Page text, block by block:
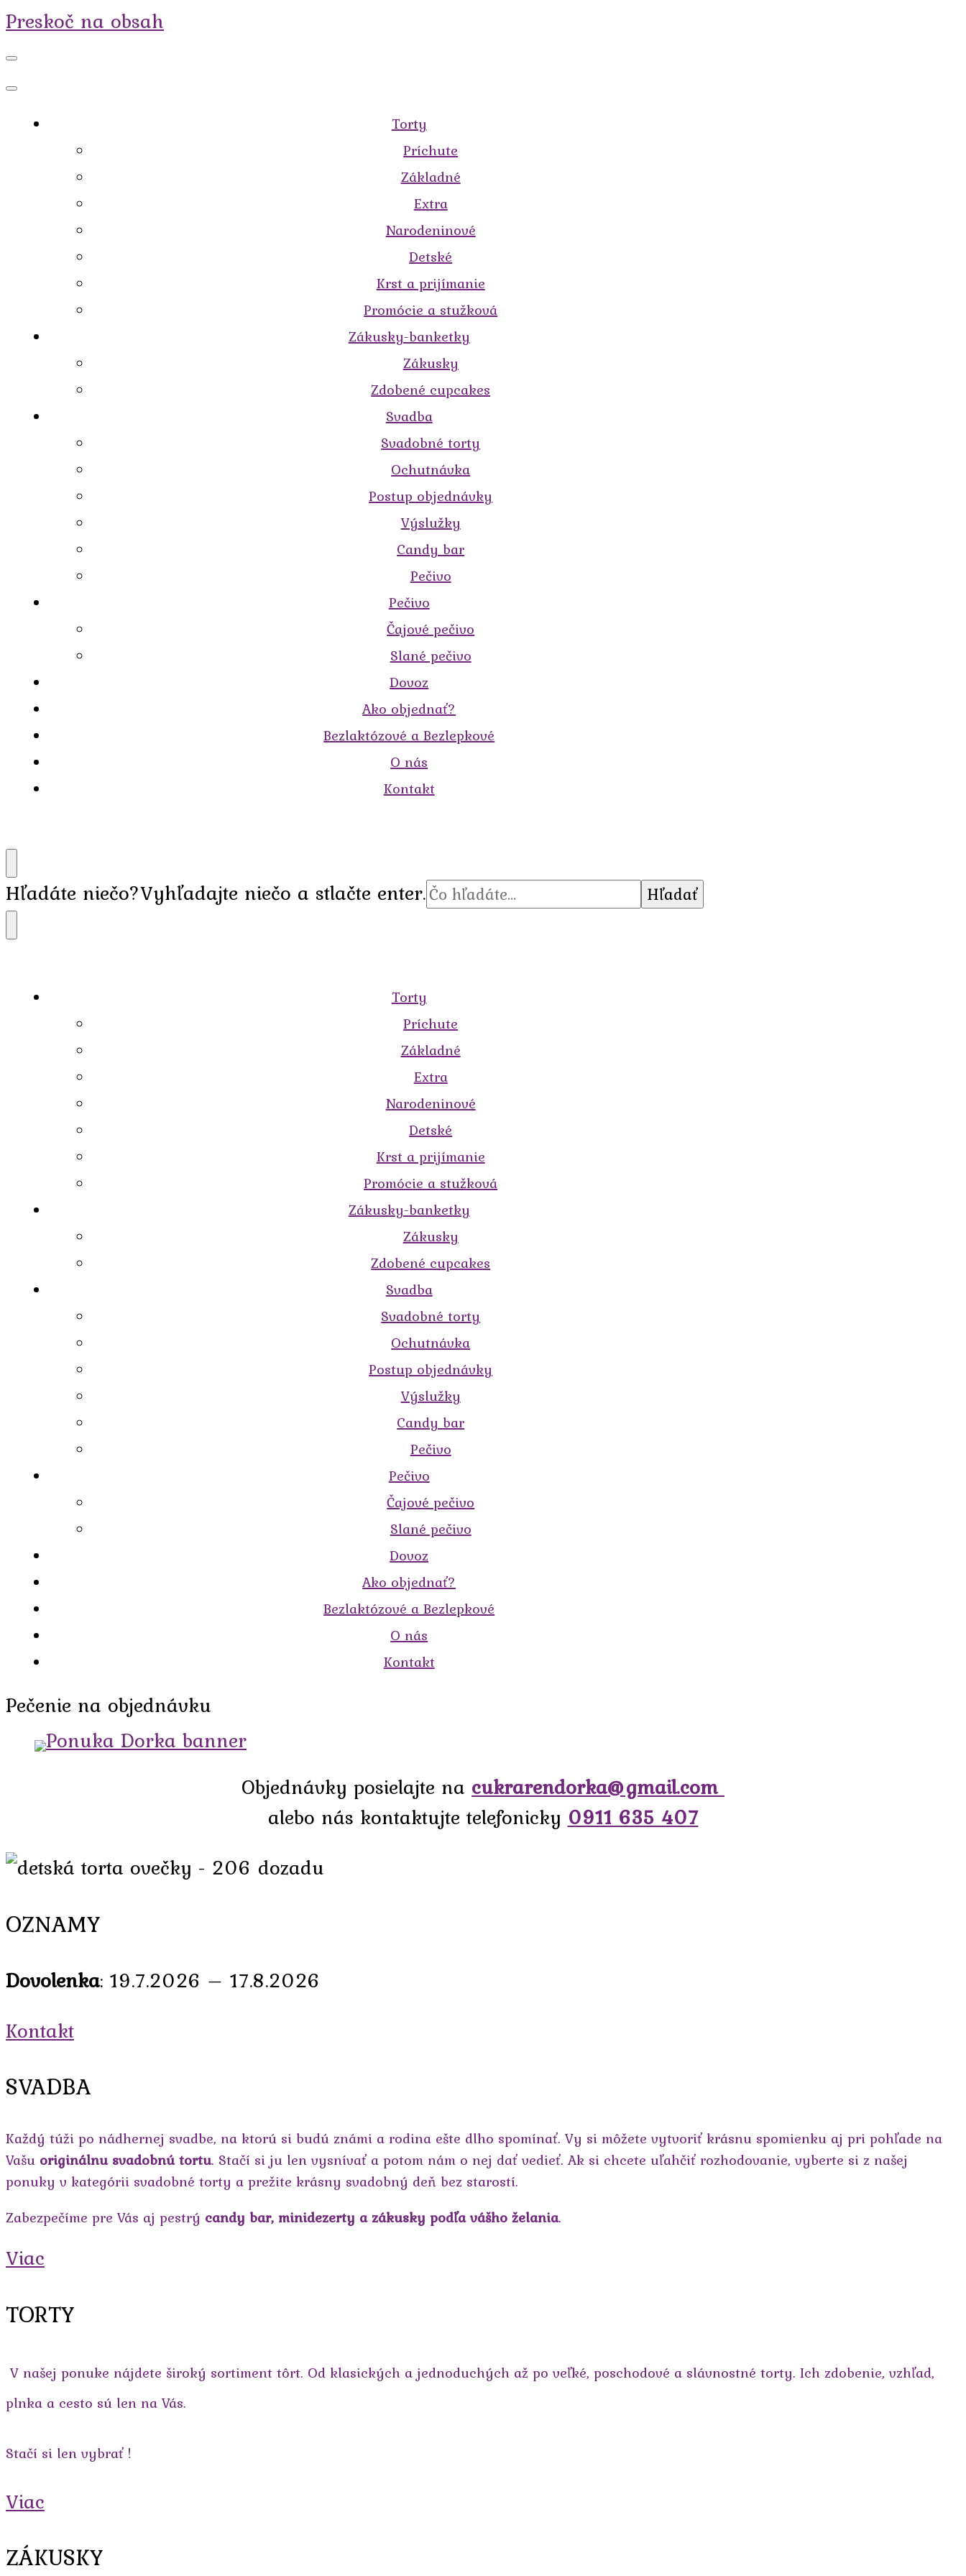
Preskoč na obsah
Torty
Príchute
Základné
Extra
Narodeninové
Detské
Krst a prijímanie
Promócie a stužková
Zákusky-banketky
Zákusky
Zdobené cupcakes
Svadba
Svadobné torty
Ochutnávka
Postup objednávky
Výslužky
Candy bar
Pečivo
Pečivo
Čajové pečivo
Slané pečivo
Dovoz
Ako objednať?
Bezlaktózové a Bezlepkové
O nás
Kontakt
Hľadáte niečo?Vyhľadajte niečo a stlačte enter.
Torty
Príchute
Základné
Extra
Narodeninové
Detské
Krst a prijímanie
Promócie a stužková
Zákusky-banketky
Zákusky
Zdobené cupcakes
Svadba
Svadobné torty
Ochutnávka
Postup objednávky
Výslužky
Candy bar
Pečivo
Pečivo
Čajové pečivo
Slané pečivo
Dovoz
Ako objednať?
Bezlaktózové a Bezlepkové
O nás
Kontakt
Pečenie na objednávku
Objednávky posielajte na cukrarendorka@gmail.com
alebo nás kontaktujte telefonicky 0911 635 407
OZNAMY
Dovolenka: 19.7.2026 – 17.8.2026
Kontakt
SVADBA
Každý túži po nádhernej svadbe, na ktorú si budú známi a rodina ešte dlho spomínať. Vy si môžete vytvoriť krásnu spomienku aj pri pohľade na
Vašu originálnu svadobnú tortu. Stačí si ju len vysnívať a potom nám o nej dať vedieť. Ak si chcete uľahčiť rozhodovanie, vyberte si z našej
ponuky v kategórii svadobné torty a prežite krásny svadobný deň bez starostí.
Zabezpečíme pre Vás aj pestrý candy bar, minidezerty a zákusky podľa vášho želania.
Viac
TORTY
V našej ponuke nájdete široký sortiment tôrt. Od klasických a jednoduchých až po veľké, poschodové a slávnostné torty. Ich zdobenie, vzhľad,
plnka a cesto sú len na Vás.
Stačí si len vybrať !
Viac
ZÁKUSKY